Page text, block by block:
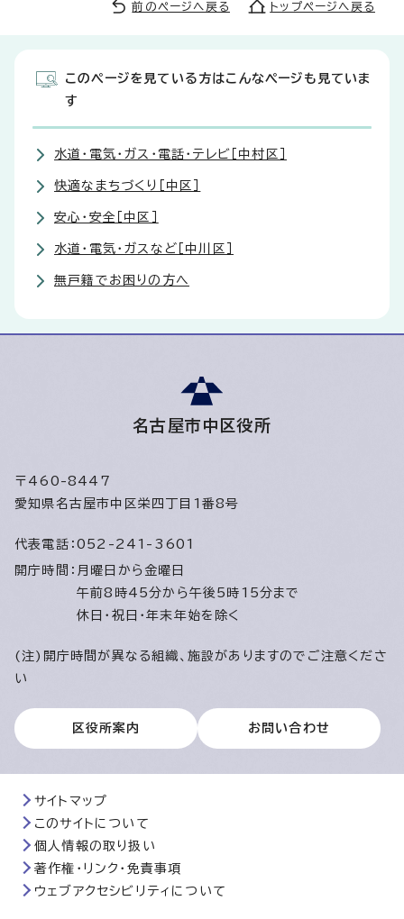
前のページへ戻る トップページへ戻る
このページを見ている方はこんなページも見ていま
す
水道・電気・ガス・電話・テレビ［中村区］
快適なまちづくり［中区］
安心・安全［中区］
水道・電気・ガスなど［中川区］
無戸籍でお困りの方へ
名古屋市中区役所
〒460-8447
愛知県名古屋市中区栄四丁目1番8号
代表電話： 052-241-3601
開庁時間： 月曜日から金曜日
午前8時45分から午後5時15分まで
休日・祝日・年末年始を除く
(注)開庁時間が異なる組織、施設がありますのでご注意くださ
い
区役所案内 お問い合わせ
サイトマップ
このサイトについて
個人情報の取り扱い
著作権・リンク・免責事項
ウェブアクセシビリティについて